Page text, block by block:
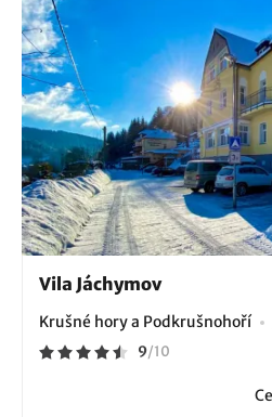
Vila Jáchymov
Krušné hory a Podkrušnohoří
9/10